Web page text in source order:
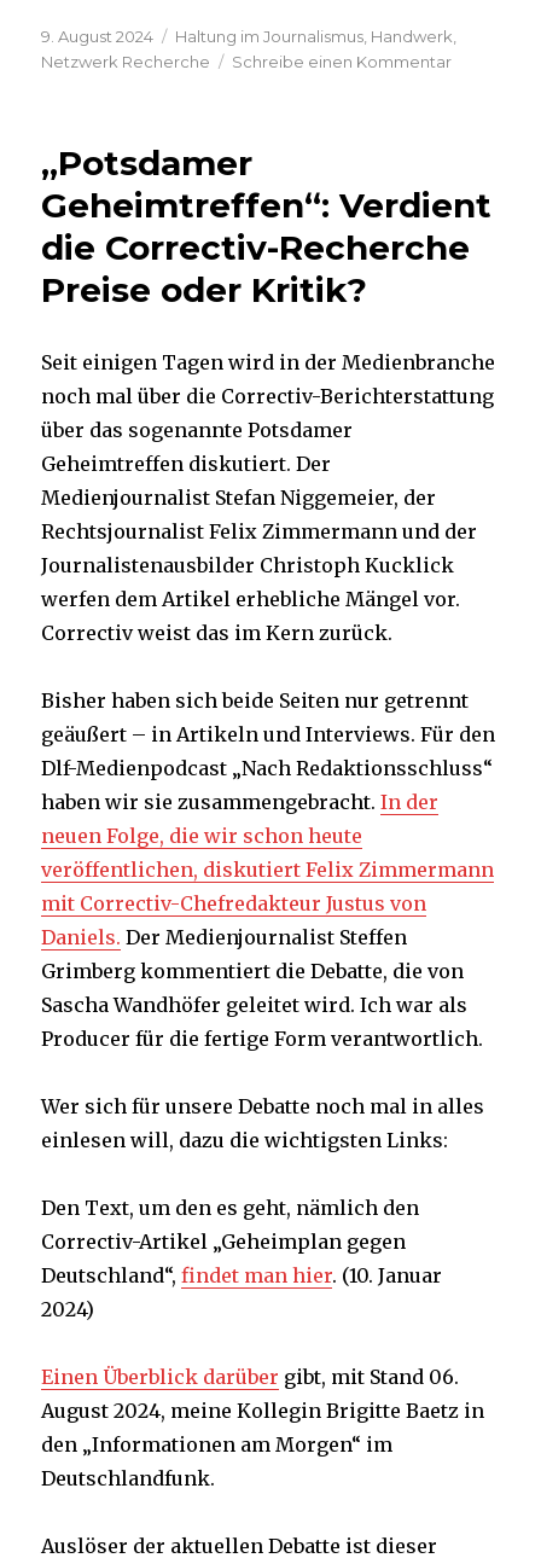
Veröffentlicht
am
9. August 2024 Kategorien
Haltung im Journalismus Handwerk
Netzwerk Recherche
Schreibe einen Kommentarzu
„Potsdamer
Geheimtreffen“: Verdient
die Correctiv-Recherche
Preise oder Kritik?
Seit einigen Tagen wird in der Medienbranche
noch mal über die Correctiv-Berichterstattung
über das sogenannte Potsdamer
Geheimtreffen diskutiert. Der
Medienjournalist Stefan Niggemeier, der
Rechtsjournalist Felix Zimmermann und der
Journalistenausbilder Christoph Kucklick
werfen dem Artikel erhebliche Mängel vor.
Correctiv weist das im Kern zurück.
Bisher haben sich beide Seiten nur getrennt
geäußert – in Artikeln und Interviews. Für den
Dlf-Medienpodcast „Nach Redaktionsschluss“
haben wir sie zusammengebracht.In der
neuen Folge, die wir schon heute
veröffentlichen, diskutiert Felix Zimmermann
mit Correctiv-Chefredakteur Justus von
Daniels. Der Medienjournalist Steffen
Grimberg kommentiert die Debatte, die von
Sascha Wandhöfer geleitet wird. Ich war als
Producer für die fertige Form verantwortlich.
Wer sich für unsere Debatte noch mal in alles
einlesen will, dazu die wichtigsten Links:
Den Text, um den es geht, nämlich den
Correctiv-Artikel „Geheimplan gegen
Deutschland“,findet man hier. (10. Januar
2024)
Einen Überblick darüber gibt, mit Stand 06.
August 2024, meine Kollegin Brigitte Baetz in
den „Informationen am Morgen“ im
Deutschlandfunk.
Auslöser der aktuellen Debatte ist dieser